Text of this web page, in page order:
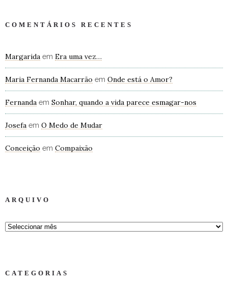
COMENTÁRIOS RECENTES
Margarida em Era uma vez…
Maria Fernanda Macarrão em Onde está o Amor?
Fernanda em Sonhar, quando a vida parece esmagar-nos
Josefa em O Medo de Mudar
Conceição em Compaixão
ARQUIVO
CATEGORIAS